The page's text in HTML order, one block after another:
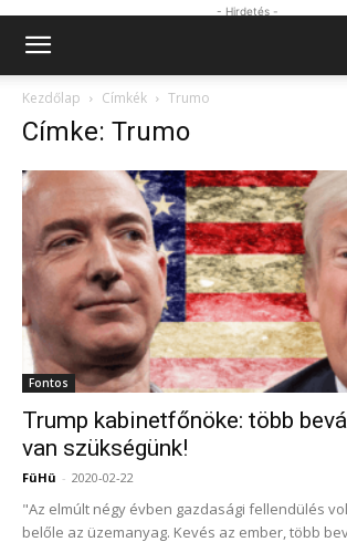
- Hirdetés -
Kezdőlap Címkék Trumo
Címke: Trumo
Fontos
Trump kabinetfőnöke: több
van szükségünk!
FüHü - 2020-02-22
"Az elmúlt négy évben gazdasági fellendülés
belőle az üzemanyag. Kevés az ember, több